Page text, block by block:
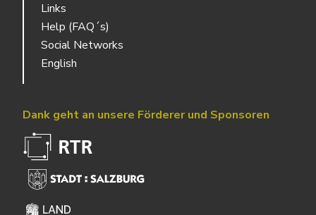
Links
Help (FAQ´s)
Social Networks
English
Dank geht an unsere Förderer und Sponsoren